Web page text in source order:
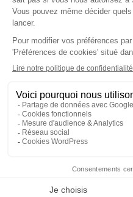
laissez libre
voyage :
02 Co-
pour créer
adapté à
03
expériences